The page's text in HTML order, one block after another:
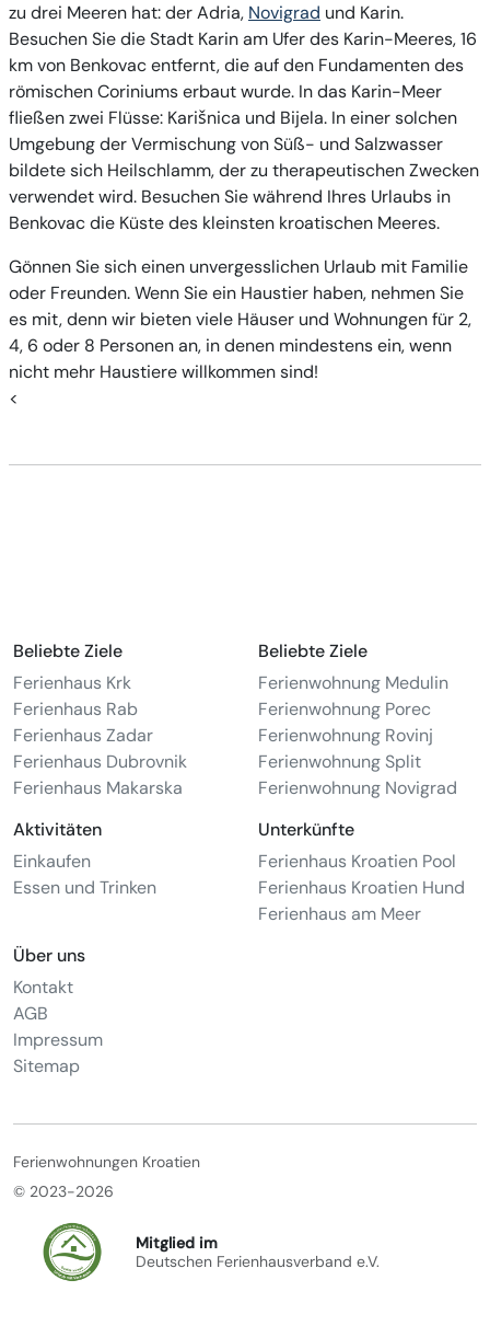
zu drei Meeren hat: der Adria, Novigrad und Karin.
Besuchen Sie die Stadt Karin am Ufer des Karin-Meeres, 16
km von Benkovac entfernt, die auf den Fundamenten des
römischen Coriniums erbaut wurde. In das Karin-Meer
fließen zwei Flüsse: Karišnica und Bijela. In einer solchen
Umgebung der Vermischung von Süß- und Salzwasser
bildete sich Heilschlamm, der zu therapeutischen Zwecken
verwendet wird. Besuchen Sie während Ihres Urlaubs in
Benkovac die Küste des kleinsten kroatischen Meeres.
Gönnen Sie sich einen unvergesslichen Urlaub mit Familie
oder Freunden. Wenn Sie ein Haustier haben, nehmen Sie
es mit, denn wir bieten viele Häuser und Wohnungen für 2,
4, 6 oder 8 Personen an, in denen mindestens ein, wenn
nicht mehr Haustiere willkommen sind!
<
Beliebte Ziele
Ferienhaus Krk
Ferienhaus Rab
Ferienhaus Zadar
Ferienhaus Dubrovnik
Ferienhaus Makarska
Beliebte Ziele
Ferienwohnung Medulin
Ferienwohnung Porec
Ferienwohnung Rovinj
Ferienwohnung Split
Ferienwohnung Novigrad
Aktivitäten
Einkaufen
Essen und Trinken
Unterkünfte
Ferienhaus Kroatien Pool
Ferienhaus Kroatien Hund
Ferienhaus am Meer
Über uns
Kontakt
AGB
Impressum
Sitemap
Ferienwohnungen Kroatien
© 2023-2026
Mitglied im
Deutschen Ferienhausverband e.V.